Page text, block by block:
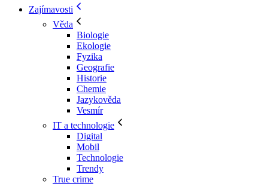
Zajímavosti
Věda
Biologie
Ekologie
Fyzika
Geografie
Historie
Chemie
Jazykověda
Vesmír
IT a technologie
Digital
Mobil
Technologie
Trendy
True crime